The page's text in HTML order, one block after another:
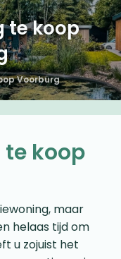
te koop
Voorburg
koop
maar
helaas tijd om
u zojuist het